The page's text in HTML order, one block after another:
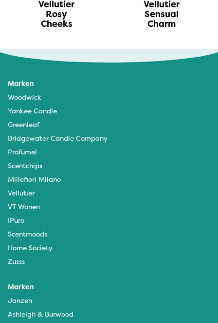
Vellutier
Rosy
Cheeks
Vellutier
Sensual
Charm
Marken
Woodwick
Yankee Candle
Greenleaf
Bridgewater Candle Company
Profumel
Scentchips
Millefiori Milano
Vellutier
VT Wonen
IPuro
Scentmoods
Home Society
Zusss
Marken
Janzen
Ashleigh & Burwood